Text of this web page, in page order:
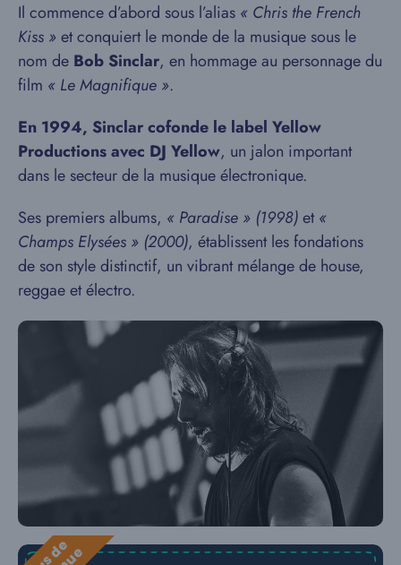
Il commence d’abord sous l’alias « Chris the French
Kiss »et conquiert le monde de la musique sous le
nom de Bob Sinclar, en hommage au personnage du
film « Le Magnifique ».
En 1994, Sinclar cofonde le label Yellow
Productions avec DJ Yellow, un jalon important
dans le secteur de la musique électronique.
Ses premiers albums, « Paradise » (1998)et«
Champs Elysées » (2000), établissent les fondations
de son style distinctif, un vibrant mélange de house,
reggae et électro.